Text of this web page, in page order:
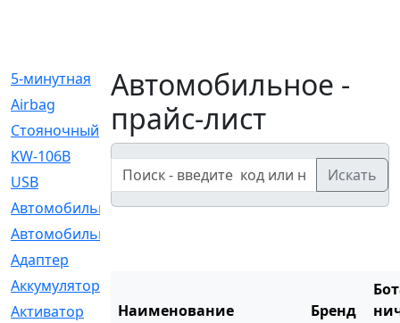
5-минутная
[1]
Airbag
[18]
Cтояночный
[1]
KW-106B
[0]
USB
[6]
Автомобильное
[6]
Автомобильный
Адаптер
Аккумулятор
Активатор
[1]
Автомобильное -
прайс-лист
Искать
Наименование Бренд